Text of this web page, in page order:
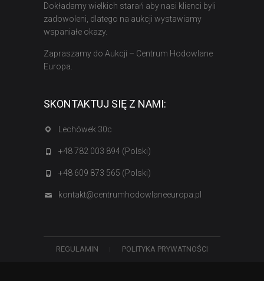
Dokładamy wielkich starań aby nasi klienci byli
zadowoleni, dlatego na aukcji wystawiamy
wspaniałe okazy.
Zapraszamy do Aukcji – Centrum Hodowlane
Europa.
SKONTAKTUJ SIĘ Z NAMI:
Lechówek 30c
+48 782 003 894 (Polski)
+48 609 873 565 (Polski)
kontakt@centrumhodowlaneeuropa.pl
REGULAMIN POLITYKA PRYWATNOŚCI